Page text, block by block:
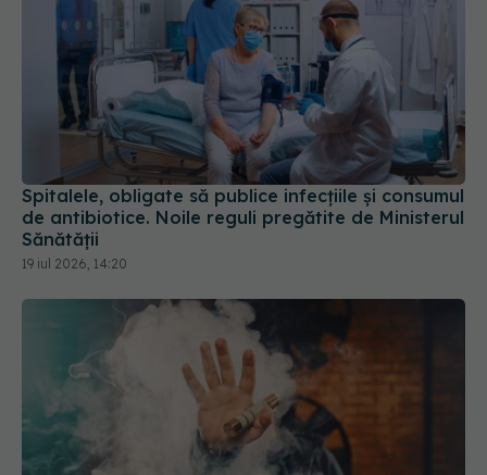
Spitalele, obligate să publice infecțiile și consumul
de antibiotice. Noile reguli pregătite de Ministerul
Sănătății
19 iul 2026, 14:20